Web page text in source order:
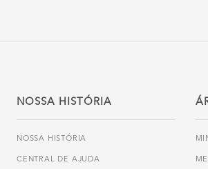
NOSSA HISTÓRIA
NOSSA HISTÓRIA
CENTRAL DE AJUDA